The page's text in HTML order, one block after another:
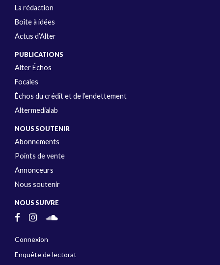
La rédaction
Boîte à idées
Actus d’Alter
PUBLICATIONS
Alter Échos
Focales
Échos du crédit et de l’endettement
Altermedialab
NOUS SOUTENIR
Abonnements
Points de vente
Annonceurs
Nous soutenir
NOUS SUIVRE
Connexion
Enquête de lectorat